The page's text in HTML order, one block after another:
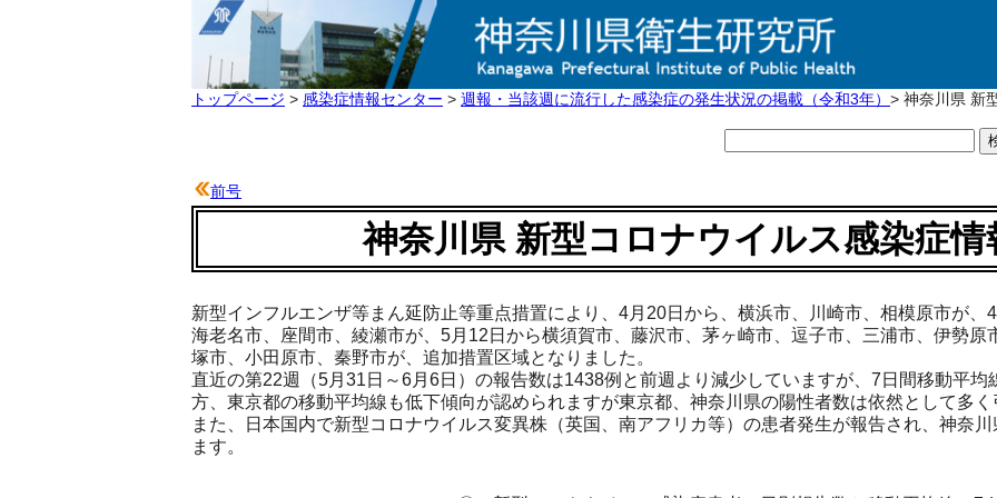
トップページ > 感染症情報センター > 週報・当該週に流行した感染症の発生状況の掲載（令和3年） > 神奈川県 新
前号
神奈川県 新型コロナウイルス感染症情
新型インフルエンザ等まん延防止等重点措置により、4月20日から、横浜市、川崎市、相模原市が
海老名市、座間市、綾瀬市が、5月12日から横須賀市、藤沢市、茅ヶ崎市、逗子市、三浦市、伊勢
塚市、小田原市、秦野市が、追加措置区域となりました。
直近の第22週（5月31日～6月6日）の報告数は1438例と前週より減少していますが、7日間移動平
方、東京都の移動平均線も低下傾向が認められますが東京都、神奈川県の陽性者数は依然として多
また、日本国内で新型コロナウイルス変異株（英国、南アフリカ等）の患者発生が報告され、神奈
ます。